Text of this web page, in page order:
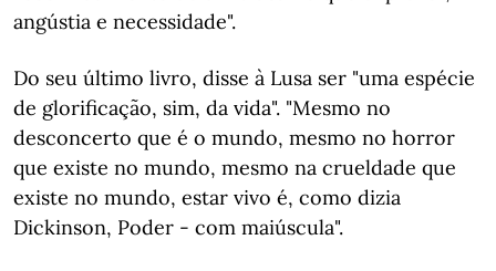
angústia e necessidade".
Do seu último livro, disse à Lusa ser "uma espécie
de glorificação, sim, da vida". "Mesmo no
desconcerto que é o mundo, mesmo no horror
que existe no mundo, mesmo na crueldade que
existe no mundo, estar vivo é, como dizia
Dickinson, Poder - com maiúscula".